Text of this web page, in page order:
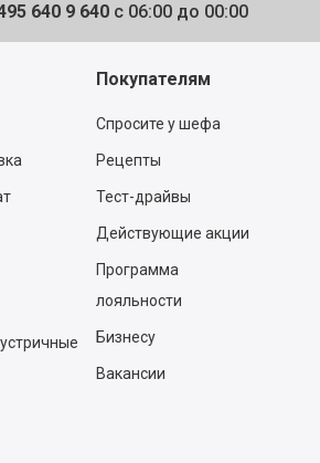
640 9 640 с 06:00 до 00:00
Покупателям
Спросите у шефа
Рецепты
Тест-драйвы
Действующие акции
Программа
лояльности
Бизнесу
Вакансии